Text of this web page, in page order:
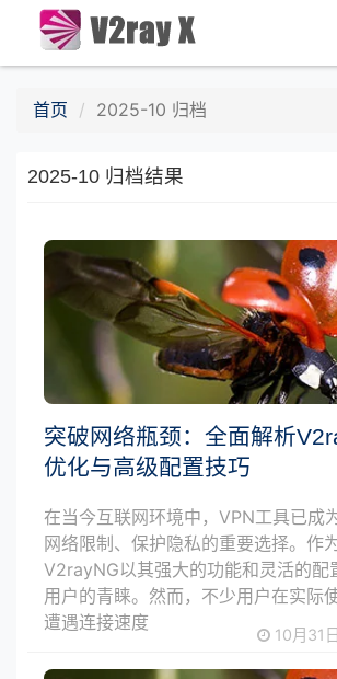
首页 2025-10 归档
2025-10 归档结果
突破网络瓶颈：全面解析
优化与高级配置技巧
在当今互联网环境中，VPN工具已成
网络限制、保护隐私的重要选择。作
V2rayNG以其强大的功能和灵活的配
用户的青睐。然而，不少用户在实际
遭遇连接速度
10月31日